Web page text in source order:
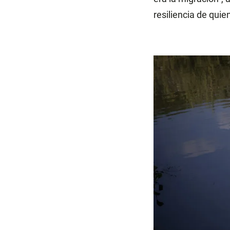
resiliencia de